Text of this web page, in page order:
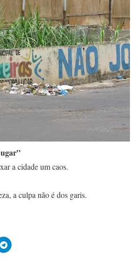
a cidade um caos.
a culpa não é dos garis.